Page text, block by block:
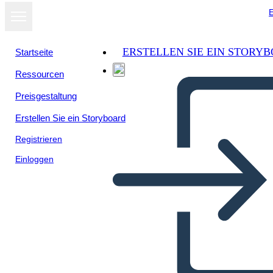
Startseite
Ressourcen
Preisgestaltung
Erstellen Sie ein Storyboard
Registrieren
Einloggen
ERSTELLEN SIE EIN